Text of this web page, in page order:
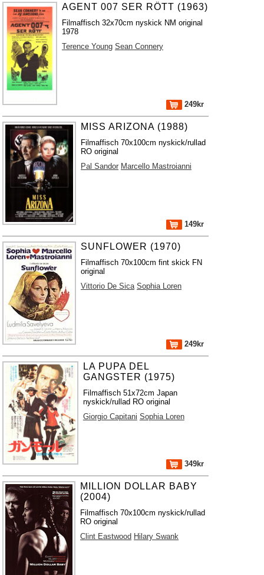
AGENT 007 SER RÖTT (1963)
Filmaffisch 32x70cm nyskick NM original
1978
Terence Young Sean Connery
249kr
MISS ARIZONA (1988)
Filmaffisch 70x100cm nyskick/rullad
RO original
Pal Sandor Marcello Mastroianni
149kr
SUNFLOWER (1970)
Filmaffisch 70x100cm fint skick FN
original
Vittorio De Sica Sophia Loren
249kr
LA PUPA DEL
GANGSTER (1975)
Filmaffisch 51x72cm Japan
nyskick/rullad RO original
Giorgio Capitani Sophia Loren
349kr
MILLION DOLLAR BABY
(2004)
Filmaffisch 70x100cm nyskick/rullad
RO original
Clint Eastwood Hilary Swank